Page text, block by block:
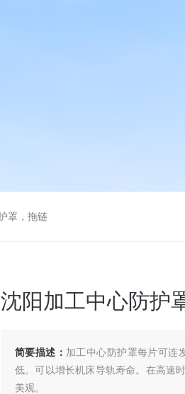
罩，拖链
沈阳加工中心防护
简要描述： 加工中心防护罩每片可连
低。可以增长机床导轨寿命。在高速
美观。